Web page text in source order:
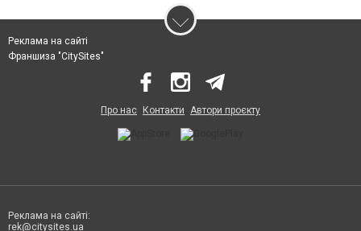
Реклама на сайті
Франшиза "CitySites"
Про нас Контакти Автори проєкту
Реклама на сайті:
rek@citysites.ua